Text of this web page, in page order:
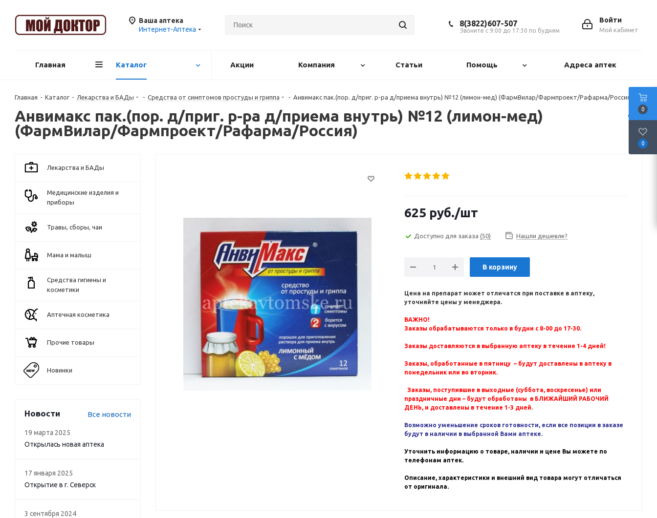
Ваша аптека
Интернет-Аптека
Войти
Мой кабинет
8(3822)607-507
Звоните с 9:00 до 17:30 по будням
Главная Каталог Акции Компания Статьи Помощь Адреса аптек
Главная - Каталог - Лекарства и БАДы - Средства от симптомов простуды и гриппа - Анвимакс пак.(пор. д/приг. р-ра д/приема внутрь) №12 (лимон-мед) (ФармВилар/Фармпроект/Рафарма/Россия)
Анвимакс пак.(пор. д/приг. р-ра д/приема внутрь) №12 (лимон-мед)
(ФармВилар/Фармпроект/Рафарма/Россия)
625 руб./шт
Доступно для заказа (50) Нашли дешевле?
В корзину
Цена на препарат может отличатся при поставке в аптеку,
уточняйте цены у менеджера.
ВАЖНО!
Заказы обрабатываются только в будни с 8-00 до 17-30.
Заказы доставляются в выбранную аптеку в течение 1-4 дней!
Заказы, обработанные в пятницу – будут доставлены в аптеку в
понедельник или во вторник.
Заказы, поступившие в выходные (суббота, воскресенье) или
праздничные дни – будут обработаны в БЛИЖАЙШИЙ РАБОЧИЙ
ДЕНЬ, и доставлены в течение 1-3 дней.
Возможно уменьшение сроков готовности, если все позиции в заказе
будут в наличии в выбранной Вами аптеке.
Уточнить информацию о товаре, наличии и цене Вы можете по
телефонам аптек.
Описание, характеристики и внешний вид товара могут отличаться
от оригинала.
Лекарства и БАДы
Медицинские изделия и
приборы
Травы, сборы, чаи
Мама и малыш
Средства гигиены и
косметики
Аптечная косметика
Прочие товары
Новинки
Новости Все новости
19 марта 2025
Открылась новая аптека
17 января 2025
Открытие в г. Северск
3 сентября 2024
0
0